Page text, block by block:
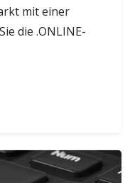
mit einer
die .ONLINE-